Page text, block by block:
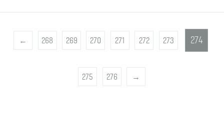
← 268 269 270 271 272 273 274
275 276 →